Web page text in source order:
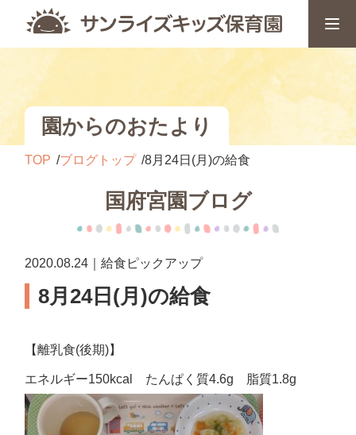
園からのおたより
TOP ブログトップ 8月24日(月)の給食
国府宮園ブログ
2020.08.24｜給食ピックアップ
8月24日(月)の給食
【離乳食(後期)】
エネルギー150kcal たんぱく質4.6g 脂質1.8g